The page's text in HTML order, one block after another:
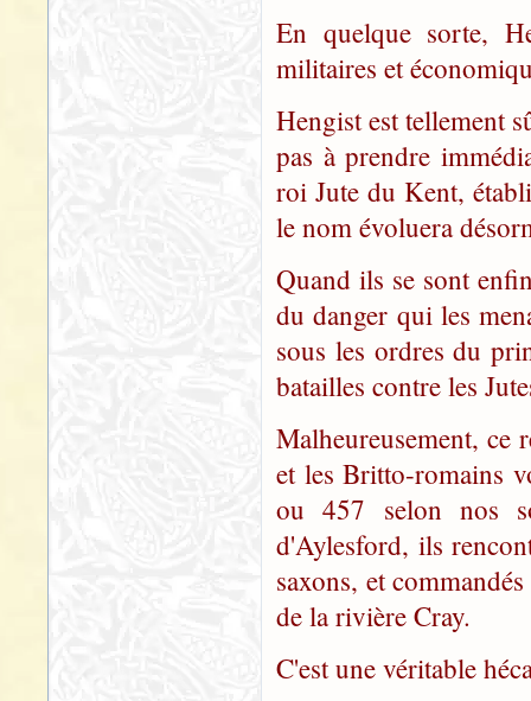
En quelque sorte,
militaires et
Hengist est tellement
pas à prendre
roi Jute du Kent,
le nom évoluera
Quand ils se sont
du danger qui les
sous les ordres du
batailles contre les
Malheureusement, ce
et les Britto-romains
ou 457 selon nos
d'Aylesford, ils
saxons, et
de la rivière Cray.
C'est une véritable